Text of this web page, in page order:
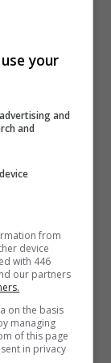
your
and
and
from
device
with 446
our partners
on the basis
managing
of this page
in privacy